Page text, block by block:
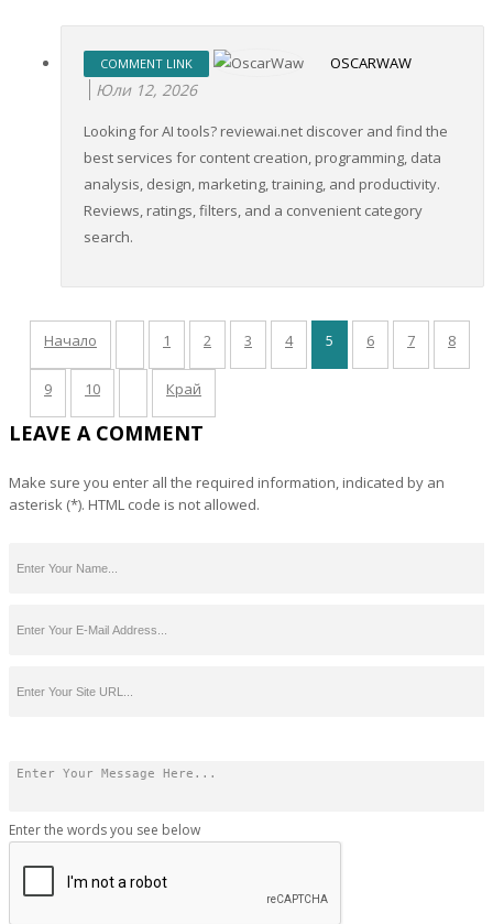
COMMENT LINK OSCARWAW
Юли 12, 2026
Looking for AI tools? reviewai.net discover and find the
best services for content creation, programming, data
analysis, design, marketing, training, and productivity.
Reviews, ratings, filters, and a convenient category
search.
Начало 1 2 3 4 5 6 7 8
9 10 Край
LEAVE A COMMENT
Make sure you enter all the required information, indicated by an
asterisk (*). HTML code is not allowed.
Enter the words you see below